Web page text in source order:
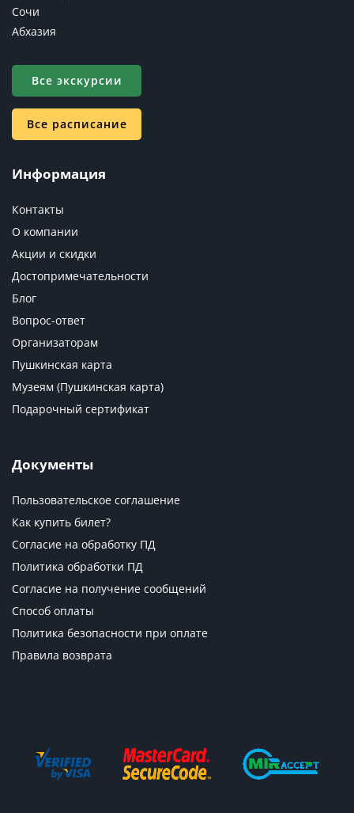
Сочи
Абхазия
Все экскурсии
Все расписание
Информация
Контакты
О компании
Акции и скидки
Достопримечательности
Блог
Вопрос-ответ
Организаторам
Пушкинская карта
Музеям (Пушкинская карта)
Подарочный сертификат
Документы
Пользовательское соглашение
Как купить билет?
Согласие на обработку ПД
Политика обработки ПД
Согласие на получение сообщений
Способ оплаты
Политика безопасности при оплате
Правила возврата